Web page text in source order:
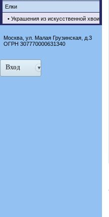
Елки
• Украшения из искусственной хвои
Москва, ул. Малая Грузинская, д.3
ОГРН 307770000631340
Вход